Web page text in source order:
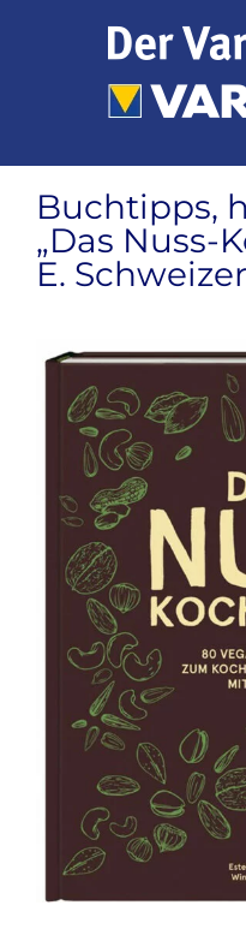
Buchtipps,
„Das Nuss-
E. Schweizer